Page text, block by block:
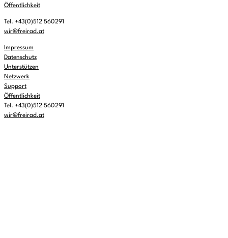
Öffentlichkeit
Tel. +43(0)512 560291
wir@freirad.at
Impressum
Datenschutz
Unterstützen
Netzwerk
Support
Öffentlichkeit
Tel. +43(0)512 560291
wir@freirad.at